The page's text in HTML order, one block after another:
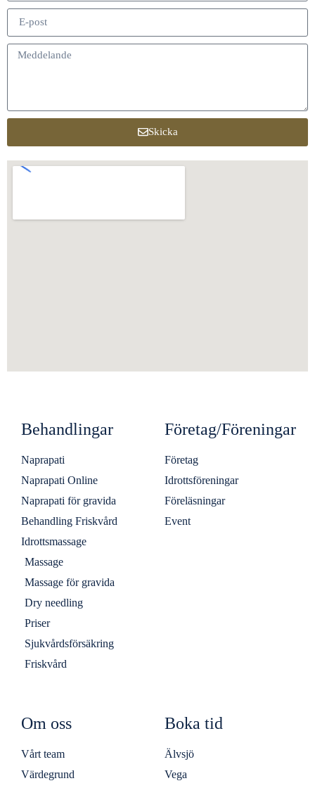
Skicka
Behandlingar
Naprapati
Naprapati Online
Naprapati för gravida
Behandling Friskvård
Idrottsmassage
Massage
Massage för gravida
Dry needling
Priser
Sjukvårdsförsäkring
Friskvård
Företag/Föreningar
Företag
Idrottsföreningar
Föreläsningar
Event
Om oss
Vårt team
Värdegrund
Boka tid
Älvsjö
Vega